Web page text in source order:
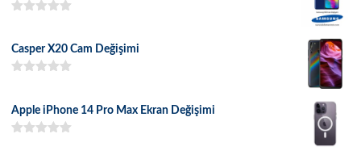
Casper X20 Cam Değişimi
Apple iPhone 14 Pro Max Ekran Değişimi